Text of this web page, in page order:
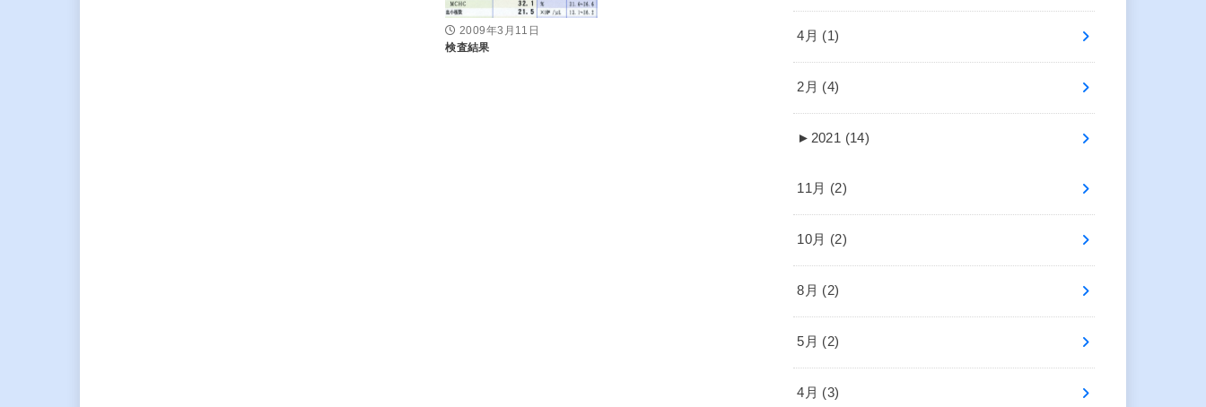
2009年3月11日
検査結果
4月 (1)
2月 (4)
► 2021 (14)
11月 (2)
10月 (2)
8月 (2)
5月 (2)
4月 (3)